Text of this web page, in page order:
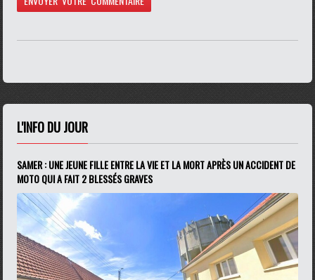
L'INFO DU JOUR
SAMER : UNE JEUNE FILLE ENTRE LA VIE ET LA MORT APRÈS UN ACCIDENT DE
MOTO QUI A FAIT 2 BLESSÉS GRAVES